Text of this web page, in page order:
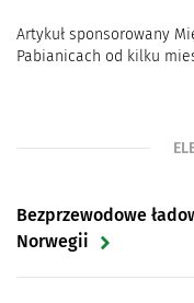
Artykuł sponsorowany
Pabianicach od kilku
Bezprzewodowe
Norwegii